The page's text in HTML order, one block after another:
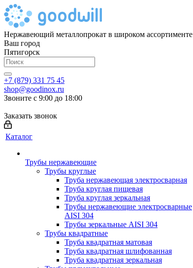
Нержавеющий металлопрокат в широком ассортименте
Ваш город
Пятигорск
+7 (879) 331 75 45
shop@goodinox.ru
Звоните с 9:00 до 18:00
Заказать звонок
Каталог
Трубы нержавеющие
Трубы круглые
Труба нержавеющая электросварная
Труба круглая пищевая
Труба круглая зеркальная
Трубы нержавеющие электросварные
AISI 304
Трубы зеркальные AISI 304
Трубы квадратные
Труба квадратная матовая
Труба квадратная шлифованная
Труба квадратная зеркальная